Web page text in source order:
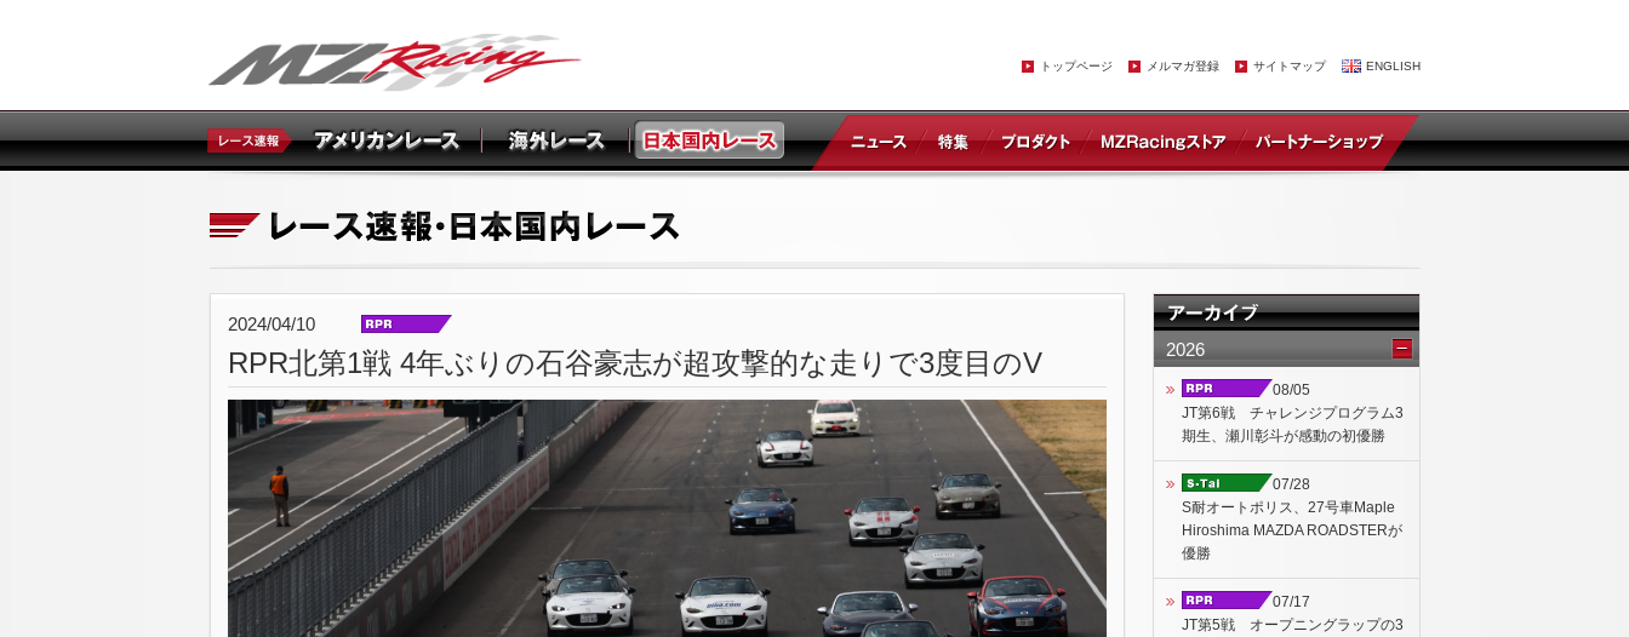
トップページ メルマガ登録 サイトマップ ENGLISH
2024/04/10
RPR北第1戦 4年ぶりの石谷豪志が超攻撃的な走りで3度目のV 2026
08/05
JT第6戦 チャレンジプログラム3
期生、瀬川彰斗が感動の初優勝
07/28
S耐オートポリス、27号車Maple
Hiroshima MAZDA ROADSTERが
優勝
07/17
JT第5戦 オープニングラップの3